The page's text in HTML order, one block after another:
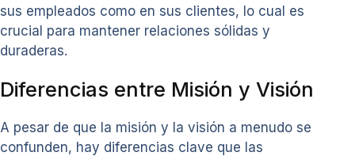
sus empleados como en sus clientes, lo cual es
crucial para mantener relaciones sólidas y
duraderas.
Diferencias entre Misión y Visión
A pesar de que la misión y la visión a menudo se
confunden, hay diferencias clave que las